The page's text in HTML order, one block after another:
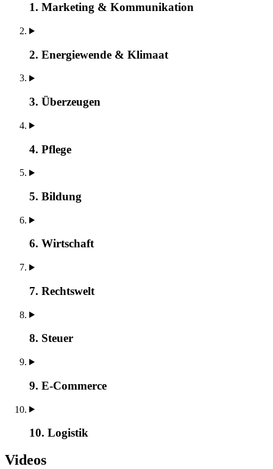
1. Marketing & Kommunikation
2. Energiewende & Klimaat
3. Überzeugen
4. Pflege
5. Bildung
6. Wirtschaft
7. Rechtswelt
8. Steuer
9. E-Commerce
10. Logistik
Videos